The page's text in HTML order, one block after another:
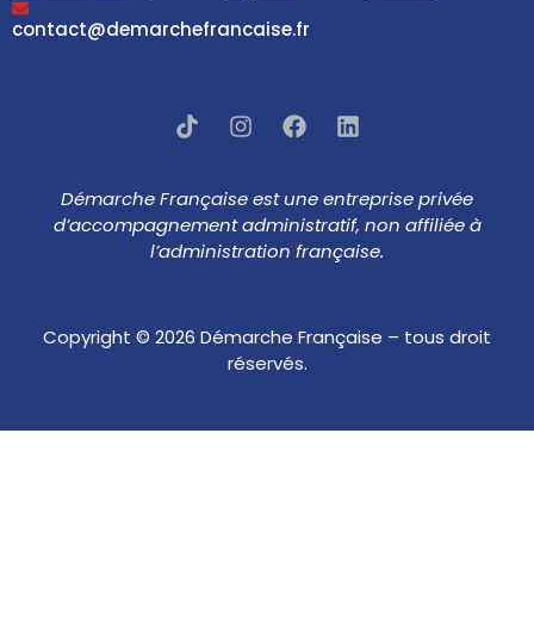
contact@demarchefrancaise.fr
Démarche Française est une entreprise privée
d’accompagnement administratif, non affiliée à
l’administration française.
Copyright © 2026 Démarche Française – tous droit
réservés.